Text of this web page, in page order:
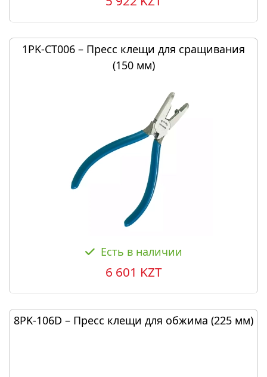
1PK-CT006 – Пресс клещи для сращивания
(150 мм)
Есть в наличии
6 601 KZT
8PK-106D – Пресс клещи для обжима (225 мм)